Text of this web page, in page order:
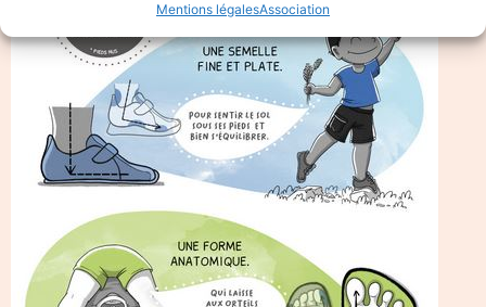
Mentions légalesAssociation